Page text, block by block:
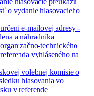
hlasovacie preukazu
o vydanie hlasovacieho
e-mailovej adresy -
a náhradníka
technického
vyhláseného na
volebnej komisie o
hlasovania vo
v referende